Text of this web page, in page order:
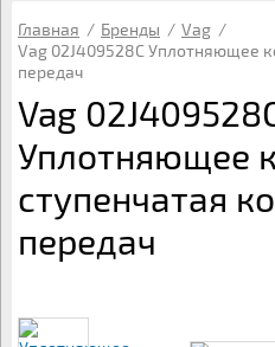
Главная / Бренды / Vag /
Vag 02J409528C Уплотняющее
передач
Vag
Уплотняющее
ступенчатая
передач